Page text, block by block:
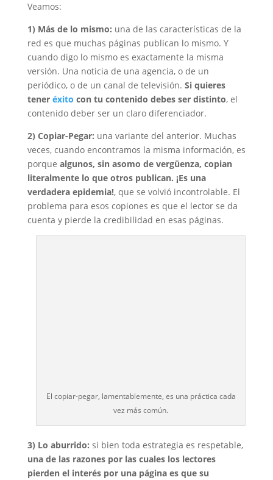
Veamos:
1) Más de lo mismo: una de las características de la
red es que muchas páginas publican lo mismo. Y
cuando digo lo mismo es exactamente la misma
versión. Una noticia de una agencia, o de un
periódico, o de un canal de televisión. Si quieres
tener éxito con tu contenido debes ser distinto, el
contenido deber ser un claro diferenciador.
2) Copiar-Pegar: una variante del anterior. Muchas
veces, cuando encontramos la misma información, es
porque algunos, sin asomo de vergüenza, copian
literalmente lo que otros publican. ¡Es una
verdadera epidemia!, que se volvió incontrolable. El
problema para esos copiones es que el lector se da
cuenta y pierde la credibilidad en esas páginas.
El copiar-pegar, lamentablemente, es una práctica cada
vez más común.
3) Lo aburrido: si bien toda estrategia es respetable,
una de las razones por las cuales los lectores
pierden el interés por una página es que su